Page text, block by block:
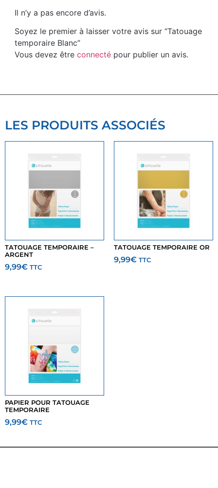
Il n’y a pas encore d’avis.
Soyez le premier à laisser votre avis sur “Tatouage
temporaire Blanc”
Vous devez être connecté pour publier un avis.
LES PRODUITS ASSOCIÉS
TATOUAGE TEMPORAIRE –
ARGENT
9,99€ TTC
TATOUAGE TEMPORAIRE OR
9,99€ TTC
PAPIER POUR TATOUAGE
TEMPORAIRE
9,99€ TTC